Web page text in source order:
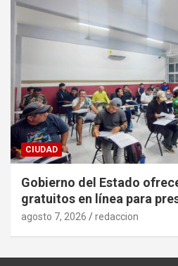
CIUDAD
Gobierno del Estado
gratuitos en línea para
agosto 7, 2026 redaccion